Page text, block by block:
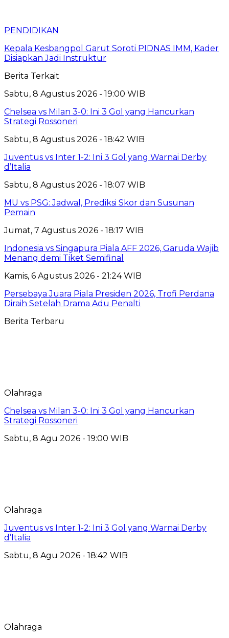
PENDIDIKAN
Kepala Kesbangpol Garut Soroti PIDNAS IMM, Kader
Disiapkan Jadi Instruktur
Berita Terkait
Sabtu, 8 Agustus 2026 - 19:00 WIB
Chelsea vs Milan 3-0: Ini 3 Gol yang Hancurkan
Strategi Rossoneri
Sabtu, 8 Agustus 2026 - 18:42 WIB
Juventus vs Inter 1-2: Ini 3 Gol yang Warnai Derby
d’Italia
Sabtu, 8 Agustus 2026 - 18:07 WIB
MU vs PSG: Jadwal, Prediksi Skor dan Susunan
Pemain
Jumat, 7 Agustus 2026 - 18:17 WIB
Indonesia vs Singapura Piala AFF 2026, Garuda Wajib
Menang demi Tiket Semifinal
Kamis, 6 Agustus 2026 - 21:24 WIB
Persebaya Juara Piala Presiden 2026, Trofi Perdana
Diraih Setelah Drama Adu Penalti
Berita Terbaru
Olahraga
Chelsea vs Milan 3-0: Ini 3 Gol yang Hancurkan
Strategi Rossoneri
Sabtu, 8 Agu 2026 - 19:00 WIB
Olahraga
Juventus vs Inter 1-2: Ini 3 Gol yang Warnai Derby
d’Italia
Sabtu, 8 Agu 2026 - 18:42 WIB
Olahraga